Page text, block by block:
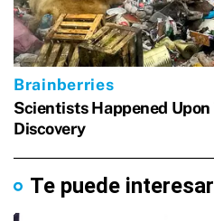
Te puede interesar